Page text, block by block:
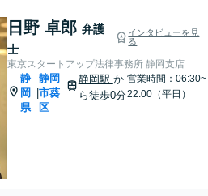
日野 卓郎 弁護
士
インタビューを見
る
東京スタートアップ法律事務所 静岡支店
静
岡
県
静岡
市葵
区
静岡駅 か
ら徒歩0分
営業時間：06:30~
22:00（平日）